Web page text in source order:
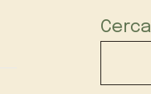
Cerca